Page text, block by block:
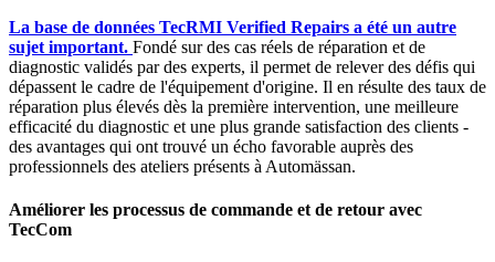
La base de données TecRMI Verified Repairs a été un autre
sujet important. Fondé sur des cas réels de réparation et de
diagnostic validés par des experts, il permet de relever des défis qui
dépassent le cadre de l'équipement d'origine. Il en résulte des taux de
réparation plus élevés dès la première intervention, une meilleure
efficacité du diagnostic et une plus grande satisfaction des clients -
des avantages qui ont trouvé un écho favorable auprès des
professionnels des ateliers présents à Automässan.
Améliorer les processus de commande et de retour avec
TecCom